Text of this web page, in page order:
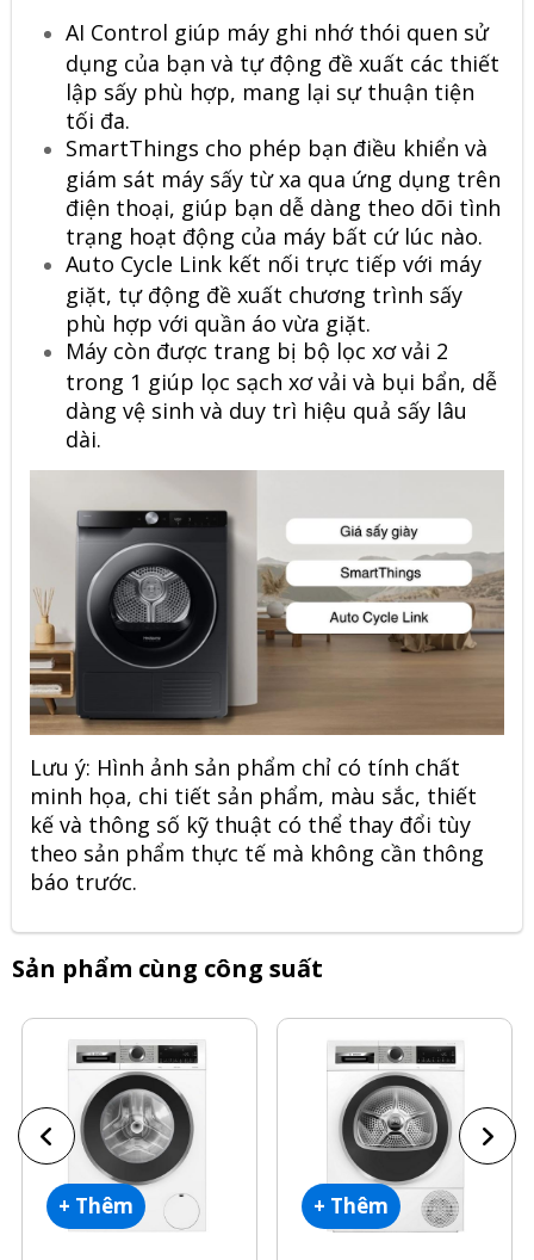
AI Control giúp máy ghi nhớ thói quen sử
dụng của bạn và tự động đề xuất các thiết
lập sấy phù hợp, mang lại sự thuận tiện
tối đa.
SmartThings cho phép bạn điều khiển và
giám sát máy sấy từ xa qua ứng dụng trên
điện thoại, giúp bạn dễ dàng theo dõi tình
trạng hoạt động của máy bất cứ lúc nào.
Auto Cycle Link kết nối trực tiếp với máy
giặt, tự động đề xuất chương trình sấy
phù hợp với quần áo vừa giặt.
Máy còn được trang bị bộ lọc xơ vải 2
trong 1 giúp lọc sạch xơ vải và bụi bẩn, dễ
dàng vệ sinh và duy trì hiệu quả sấy lâu
dài.
Lưu ý: Hình ảnh sản phẩm chỉ có tính chất
minh họa, chi tiết sản phẩm, màu sắc, thiết
kế và thông số kỹ thuật có thể thay đổi tùy
theo sản phẩm thực tế mà không cần thông
báo trước.
Sản phẩm cùng công suất
+ Thêm + Thêm